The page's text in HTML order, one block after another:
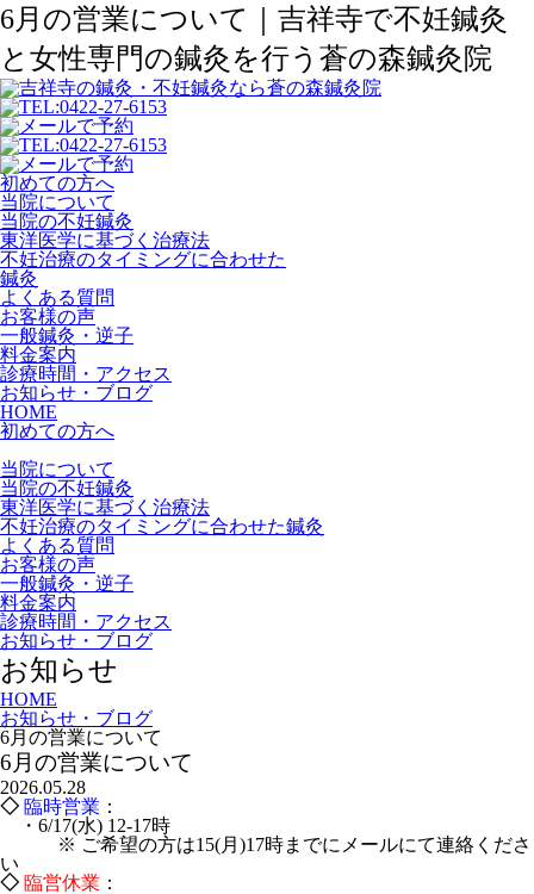
6月の営業について｜吉祥寺で不妊鍼灸
と女性専門の鍼灸を行う蒼の森鍼灸院
初めての方へ
当院について
当院の不妊鍼灸
東洋医学に基づく治療法
不妊治療のタイミングに合わせた
鍼灸
よくある質問
お客様の声
一般鍼灸・逆子
料金案内
診療時間・アクセス
お知らせ・ブログ
HOME
初めての方へ
当院について
当院の不妊鍼灸
東洋医学に基づく治療法
不妊治療のタイミングに合わせた鍼灸
よくある質問
お客様の声
一般鍼灸・逆子
料金案内
診療時間・アクセス
お知らせ・ブログ
お知らせ
HOME
お知らせ・ブログ
6月の営業について
6月の営業について
2026.05.28
◇ 臨時営業 ：
・6/17(水) 12-17時
※ ご希望の方は15(月)17時までにメールにて連絡くださ
い
◇ 臨営休業 ：